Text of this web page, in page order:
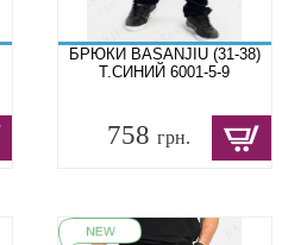
БРЮКИ BASANJIU (31-38)
Т.СИНИЙ 6001-5-9
758грн.